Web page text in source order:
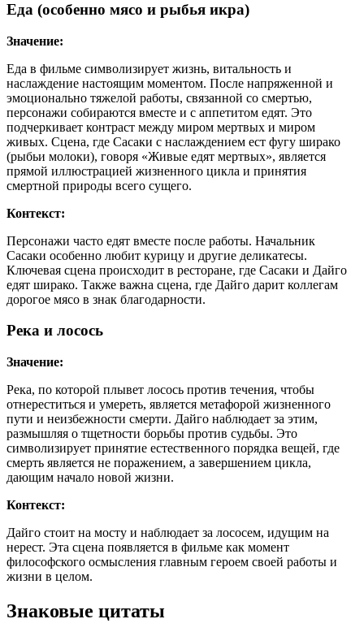
Еда (особенно мясо и рыбья икра)
Значение:
Еда в фильме символизирует жизнь, витальность и
наслаждение настоящим моментом. После напряженной и
эмоционально тяжелой работы, связанной со смертью,
персонажи собираются вместе и с аппетитом едят. Это
подчеркивает контраст между миром мертвых и миром
живых. Сцена, где Сасаки с наслаждением ест фугу ширако
(рыбьи молоки), говоря «Живые едят мертвых», является
прямой иллюстрацией жизненного цикла и принятия
смертной природы всего сущего.
Контекст:
Персонажи часто едят вместе после работы. Начальник
Сасаки особенно любит курицу и другие деликатесы.
Ключевая сцена происходит в ресторане, где Сасаки и Дайго
едят ширако. Также важна сцена, где Дайго дарит коллегам
дорогое мясо в знак благодарности.
Река и лосось
Значение:
Река, по которой плывет лосось против течения, чтобы
отнереститься и умереть, является метафорой жизненного
пути и неизбежности смерти. Дайго наблюдает за этим,
размышляя о тщетности борьбы против судьбы. Это
символизирует принятие естественного порядка вещей, где
смерть является не поражением, а завершением цикла,
дающим начало новой жизни.
Контекст:
Дайго стоит на мосту и наблюдает за лососем, идущим на
нерест. Эта сцена появляется в фильме как момент
философского осмысления главным героем своей работы и
жизни в целом.
Знаковые цитаты